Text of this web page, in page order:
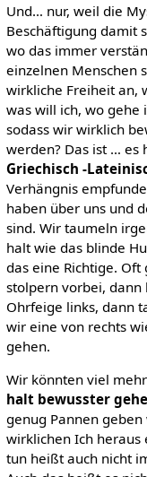
Und… nur, weil die
Beschäftigung damit
wo das immer
einzelnen Menschen
wirkliche Freiheit an,
was will ich, wo gehe
sodass wir wirklich
werden? Das ist … es
Griechisch -
Verhängnis
haben über uns und
sind. Wir taumeln
halt wie das blinde
das eine Richtige.
stolpern vorbei, dann
Ohrfeige links, dann
wir eine von rechts
gehen.
Wir könnten viel
halt bewusster
genug Pannen
wirklichen Ich heraus
tun heißt auch nicht